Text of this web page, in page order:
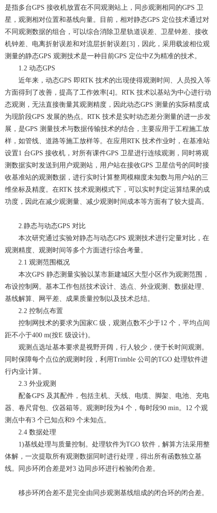
是指多台GPS 接收机放置在不同观测站上，同步观测相同的GPS 卫
星，观测相对位置和基线向量。目前，相对静态GPS 定位技术通过对
不同观测数据的组合，可以综合消除卫星轨道误差、卫星钟差、接收
机钟差、电离折射误差和对流层折射误差[3]，因此，采用载波相位观
测量的静态GPS 观测技术是一种目前GPS 定位中Z为精准的技术。
1.2 动态GPS
近年来，动态GPS 即RTK 技术的出现使得观测时间、人员投入等
方面得到了改善，提高了工作效率[4]。RTK 技术以基站为中心进行动
态观测，无法直接衡量其观测精度，因此动态GPS 测量的实际精度成
为现阶段GPS 发展的热点。RTK 技术是实时动态差分测量的进一步发
展，是GPS 测量技术与数据传输技术的结合，主要应用于工程施工放
样，如管线、道路等施工放样等。在应用RTK 技术作业时，在基准站
设置1 台GPS 接收机，对所有课件GPS 卫星进行连续观测，同时将观
测数据实时发送到用户观测站，用户站在接收GPS 卫星信号的同时接
收基准站的观测数据，进行实时计算整周模糊度未知数与用户站的三
维坐标及精度。在RTK 技术观测模式下，可以实时判定运算结果的成
功度，因此在减少观测量、减少观测时间成本等方面有了较大提高。
2.静态与动态GPS 对比
本次研究通过实验对静态与动态GPS 观测技术进行定量对比，在
观测精度、观测时间等多个方面进行综合考量。
2.1 观测范围概况
本次GPS 静态测量实验以某市新建城区大型小区作为观测范围，
布设控制网。基本工作包括技术设计、选点、外业观测、数据处理、
基线解算、网平差、成果质量控制以及技术总结。
2.2 控制点布置
控制网技术的要求为国家C 级，观测点数不少于12 个，平均点间
距不小于400 m(按E 级设计)。
观测点选址基本要求是视野开阔，行人较少，便于长时间观测。
同时保障每个点位的观测时段，利用Trimble 公司的TGO 处理软件进
行内业计算。
2.3 外业观测
配备GPS 及其配件，包括主机、天线、电缆、脚架、电池、充电
器、卷尺背包、仪器箱等。观测时段为4 个，每时段90 min。12 个观
测点中有3 个已知点和9 个未知点。
2.4 数据处理
1)基线处理与质量控制。处理软件为TGO 软件，解算方法采用整
体解，一次提取所有观测数据同时进行处理，得出所有函数独立基
线。同步环闭合差是对3 边同步环进行检验闭合差。
移步环闭合差不是完全由同步观测基线组成的闭合环的闭合差。